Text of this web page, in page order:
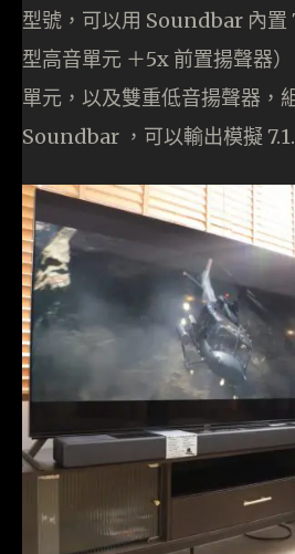
型號，可以用 Soundbar 內置
型高音單元 ＋5x 前置揚聲器
單元，以及雙重低音揚聲器，
Soundbar ，可以輸出模擬